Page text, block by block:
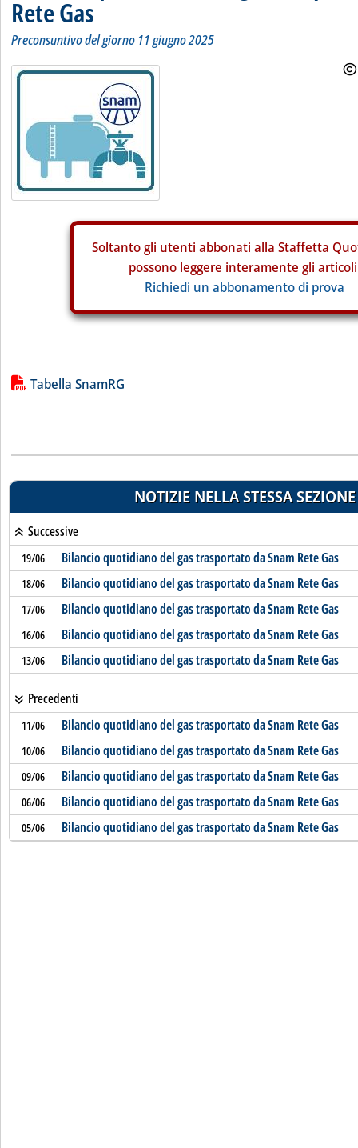
Rete Gas
Preconsuntivo del giorno 11 giugno 2025
Soltanto gli utenti abbonati alla Staffetta
possono leggere interamente gli
Richiedi un abbonamento di prova
Lista allegati PDF alla notizia
Tabella SnamRG
NOTIZIE NELLA STESSA SEZIONE
Successive
19/06 Bilancio quotidiano del gas trasportato da Snam Rete Gas
18/06 Bilancio quotidiano del gas trasportato da Snam Rete Gas
17/06 Bilancio quotidiano del gas trasportato da Snam Rete Gas
16/06 Bilancio quotidiano del gas trasportato da Snam Rete Gas
13/06 Bilancio quotidiano del gas trasportato da Snam Rete Gas
Precedenti
11/06 Bilancio quotidiano del gas trasportato da Snam Rete Gas
10/06 Bilancio quotidiano del gas trasportato da Snam Rete Gas
09/06 Bilancio quotidiano del gas trasportato da Snam Rete Gas
06/06 Bilancio quotidiano del gas trasportato da Snam Rete Gas
05/06 Bilancio quotidiano del gas trasportato da Snam Rete Gas